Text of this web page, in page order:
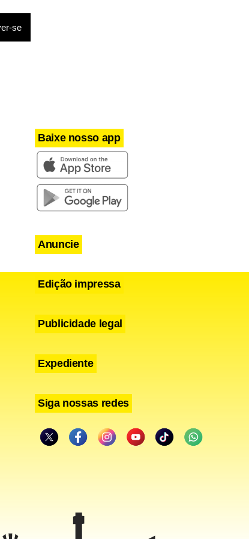
Baixe nosso app
Anuncie
Edição impressa
Publicidade legal
Expediente
Siga nossas redes